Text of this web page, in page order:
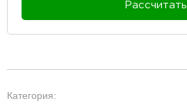
Рассчитать
Категория: